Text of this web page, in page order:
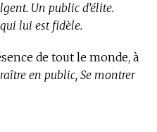
Un public d’élite.
lui est fidèle.
de tout le monde, à
en public, Se montrer